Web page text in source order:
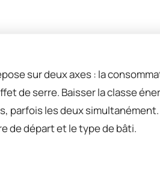
sur deux axes : la
de serre. Baisser la classe
parfois les deux
de départ et le type de bâti.